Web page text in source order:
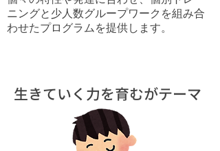
ニングと少人数グループワークを組み合
わせたプログラムを提供します。
生きていく力を育むがテーマ